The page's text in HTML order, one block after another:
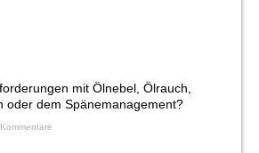
mit Ölnebel, Ölrauch,
oder dem Spänemanagement?